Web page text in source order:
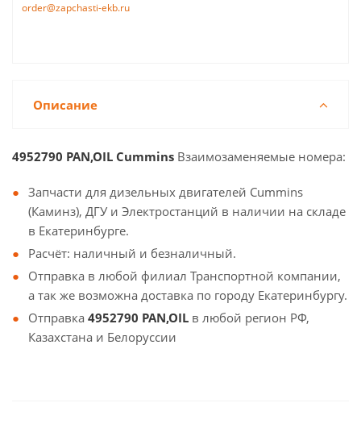
order@zapchasti-ekb.ru
Описание
4952790 PAN,OIL Cummins Взаимозаменяемые номера:
Запчасти для дизельных двигателей Cummins
(Каминз), ДГУ и Электростанций в наличии на складе
в Екатеринбурге.
Расчёт: наличный и безналичный.
Отправка в любой филиал Транспортной компании,
а так же возможна доставка по городу Екатеринбургу.
Отправка 4952790 PAN,OIL в любой регион РФ,
Казахстана и Белоруссии